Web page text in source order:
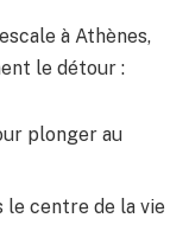
à Athènes,
le détour :
plonger au
le centre de la vie